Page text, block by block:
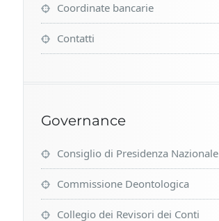
Coordinate bancarie
Contatti
Governance
Consiglio di Presidenza Nazionale
Commissione Deontologica
Collegio dei Revisori dei Conti